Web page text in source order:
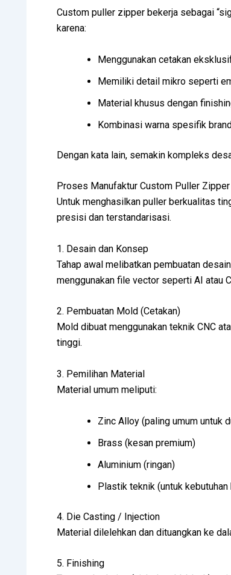
Custom puller zipper bekerja sebagai
karena:
Menggunakan cetakan
Memiliki detail mikro seperti
Material khusus dengan
Kombinasi warna spesifik
Dengan kata lain, semakin kompleks
Proses Manufaktur Custom Puller Zipper
Untuk menghasilkan puller berkualitas
presisi dan terstandarisasi.
1. Desain dan Konsep
Tahap awal melibatkan pembuatan
menggunakan file vector seperti AI atau
2. Pembuatan Mold (Cetakan)
Mold dibuat menggunakan teknik CNC
tinggi.
3. Pemilihan Material
Material umum meliputi:
Zinc Alloy (paling umum untuk
Brass (kesan premium)
Aluminium (ringan)
Plastik teknik (untuk kebutuhan
4. Die Casting / Injection
Material dilelehkan dan dituangkan ke
5. Finishing